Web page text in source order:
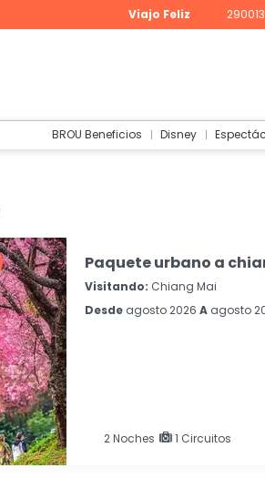
Viajo Feliz
BROU Beneficios Disney
Paquete urbano a
Visitando: Chiang Mai
Desde agosto 2026 A agosto
2Noches 1 Circuitos